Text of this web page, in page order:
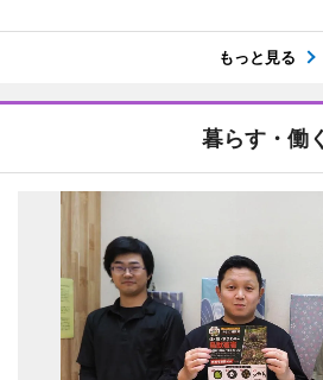
もっと見る
暮らす・働く